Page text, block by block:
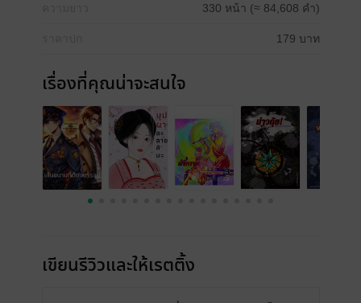
330 หน้า (≈ 84,608 คำ)
179 บาท
เรื่องที่คุณน่าจะสนใจ
เขียนรีวิวและให้เรตติ้ง